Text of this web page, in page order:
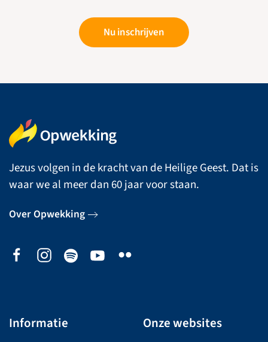
Nu inschrijven
Jezus volgen in de kracht van de Heilige Geest. Dat is
waar we al meer dan 60 jaar voor staan.
Over Opwekking
Informatie Onze websites